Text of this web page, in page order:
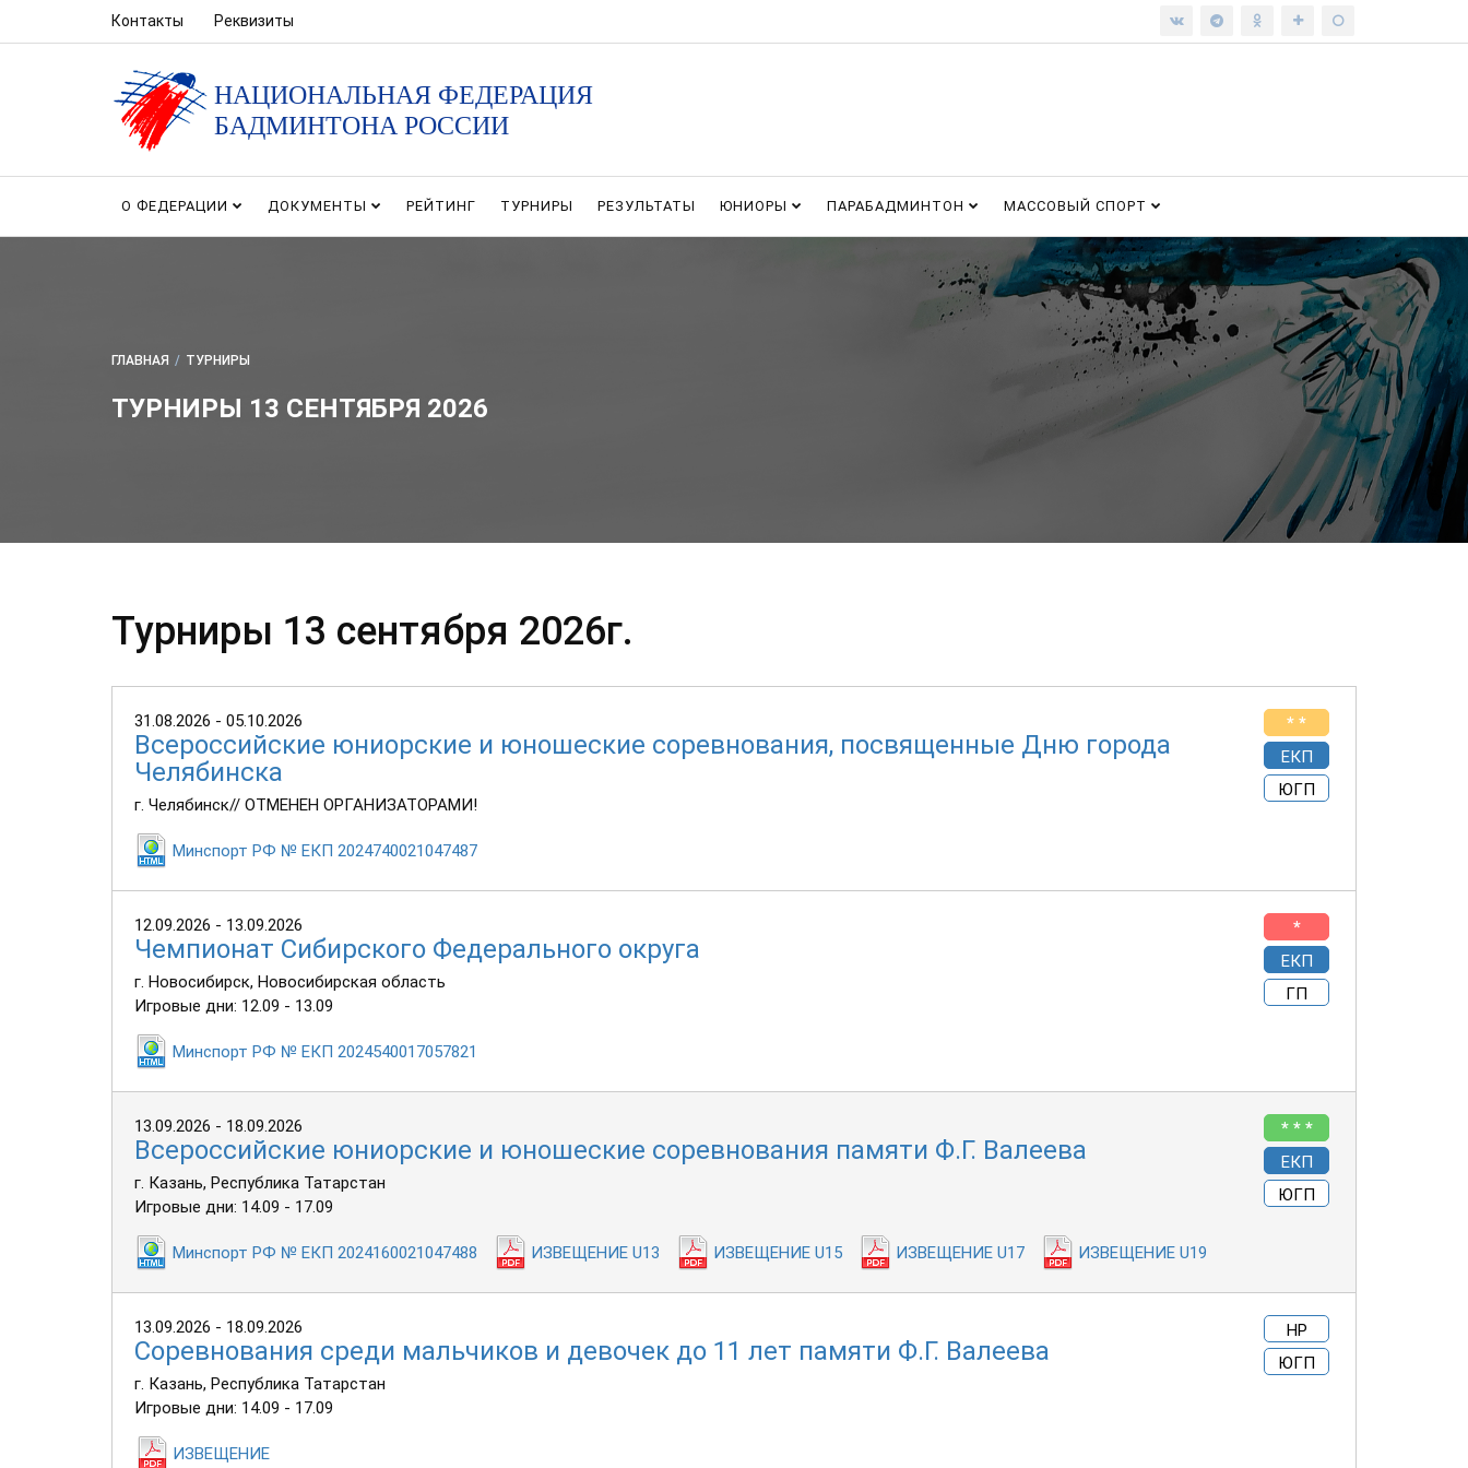
Контакты Реквизиты
НАЦИОНАЛЬНАЯ ФЕДЕРАЦИЯ
БАДМИНТОНА РОССИИ
О ФЕДЕРАЦИИ ДОКУМЕНТЫ РЕЙТИНГ ТУРНИРЫ РЕЗУЛЬТАТЫ ЮНИОРЫ ПАРАБАДМИНТОН МАССОВЫЙ СПОРТ
ГЛАВНАЯ / ТУРНИРЫ
ТУРНИРЫ 13 СЕНТЯБРЯ 2026
Турниры 13 сентября 2026г.
31.08.2026 - 05.10.2026
Всероссийские юниорские и юношеские соревнования, посвященные Дню города
Челябинска
г. Челябинск// ОТМЕНЕН ОРГАНИЗАТОРАМИ!
* *
ЕКП
ЮГП
Минспорт РФ № ЕКП 2024740021047487
12.09.2026 - 13.09.2026
Чемпионат Сибирского Федерального округа
г. Новосибирск, Новосибирская область
Игровые дни: 12.09 - 13.09
*
ЕКП
ГП
Минспорт РФ № ЕКП 2024540017057821
13.09.2026 - 18.09.2026
Всероссийские юниорские и юношеские соревнования памяти Ф.Г. Валеева
г. Казань, Республика Татарстан
Игровые дни: 14.09 - 17.09
* * *
ЕКП
ЮГП
Минспорт РФ № ЕКП 2024160021047488 ИЗВЕЩЕНИЕ U13 ИЗВЕЩЕНИЕ U15 ИЗВЕЩЕНИЕ U17 ИЗВЕЩЕНИЕ U19
13.09.2026 - 18.09.2026
Соревнования среди мальчиков и девочек до 11 лет памяти Ф.Г. Валеева
г. Казань, Республика Татарстан
Игровые дни: 14.09 - 17.09
НР
ЮГП
ИЗВЕЩЕНИЕ